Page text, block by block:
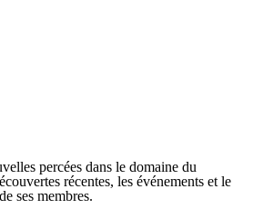
percées dans le domaine du
récentes, les événements et le
ses membres.